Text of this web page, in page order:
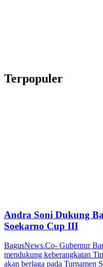
Terpopuler
Andra Soni Dukung
Soekarno Cup III
BagusNews.Co- Gubernur
mendukung keberangkatan
akan berlaga pada Turnamen